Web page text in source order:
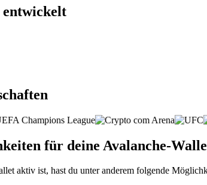
entwickelt
für deine Avalanche-
aktiv ist, hast du unter anderem folgende